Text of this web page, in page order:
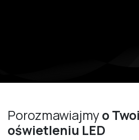
Porozmawiajmyo
oświetleniu LED